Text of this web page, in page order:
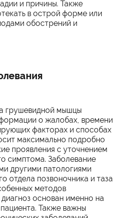
и причины. Также
в острой форме или
обострений и
грушевидной мышцы
о жалобах, времени
факторах и способах
максимально подробно
проявления с уточнением
симптома. Заболевание
другими патологиями
отдела позвоночника и таза
методов
основан именно на
Также важны